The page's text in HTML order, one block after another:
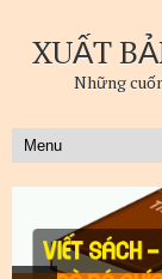
XUẤT
Những